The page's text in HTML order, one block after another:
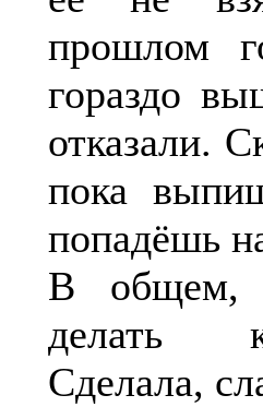
прошлом
гораздо
отказали.
пока
попадёшь
В общем,
делать
Сделала,